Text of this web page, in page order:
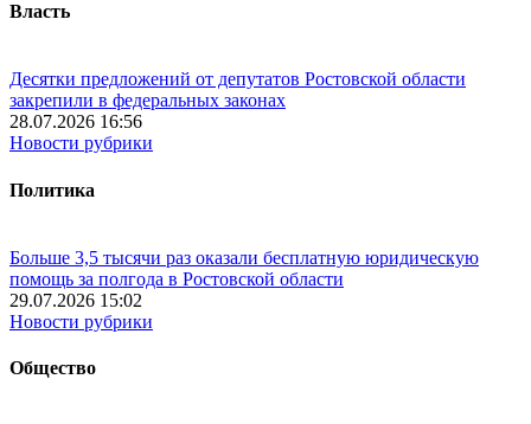
Власть
Десятки предложений от депутатов Ростовской области
закрепили в федеральных законах
28.07.2026 16:56
Новости рубрики
Политика
Больше 3,5 тысячи раз оказали бесплатную юридическую
помощь за полгода в Ростовской области
29.07.2026 15:02
Новости рубрики
Общество